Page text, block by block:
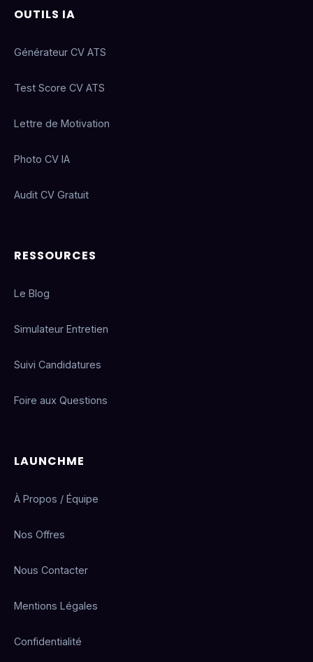
OUTILS IA
Générateur CV ATS
Test Score CV ATS
Lettre de Motivation
Photo CV IA
Audit CV Gratuit
RESSOURCES
Le Blog
Simulateur Entretien
Suivi Candidatures
Foire aux Questions
LAUNCHME
À Propos / Équipe
Nos Offres
Nous Contacter
Mentions Légales
Confidentialité